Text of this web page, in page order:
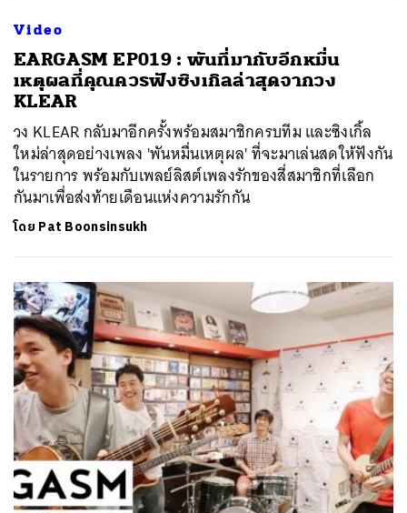
Video
EARGASM EP019 : พันที่มากับอีกหมื่น
เหตุผลที่คุณควรฟังซิงเกิลล่าสุดจากวง
KLEAR
วง KLEAR กลับมาอีกครั้งพร้อมสมาชิกครบทีม และซิงเกิ้ล
ใหม่ล่าสุดอย่างเพลง 'พันหมื่นเหตุผล' ที่จะมาเล่นสดให้ฟังกัน
ในรายการ พร้อมกับเพลย์ลิสต์เพลงรักของสี่สมาชิกที่เลือก
กันมาเพื่อส่งท้ายเดือนแห่งความรักกัน
โดย Pat Boonsinsukh
ค้นหา
SHARE TWEET LINE EMAIL